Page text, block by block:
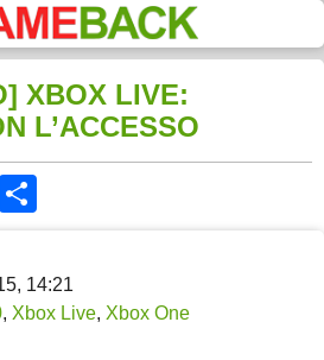
XBOX LIVE:
L’ACCESSO
WhatsApp
14:21
, Xbox Live, Xbox One